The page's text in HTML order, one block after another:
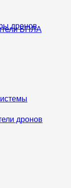
дронов
БПЛА
дронов